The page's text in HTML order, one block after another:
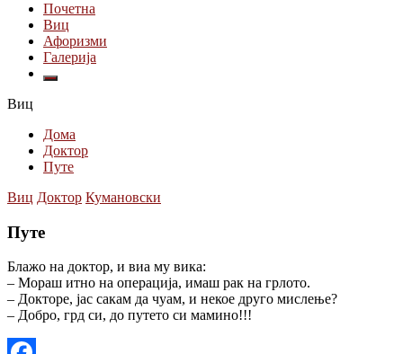
Почетна
Виц
Афоризми
Галерија
Виц
Дома
Доктор
Путе
Виц Доктор Кумановски
Путе
Блажо на доктор, и виа му вика:
– Мораш итно на операција, имаш рак на грлото.
– Докторе, јас сакам да чуам, и некое друго мислење?
– Добро, грд си, до путето си мамино!!!